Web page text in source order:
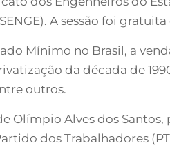
A sessão foi
Mínimo no Brasil, a
da década de
outros.
Alves dos Santos,
dos Trabalhadores